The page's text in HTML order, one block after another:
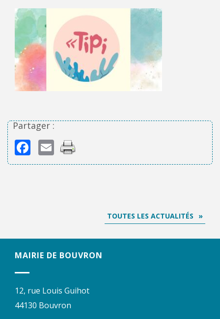
Partager :
Facebook
Email
TOUTES LES ACTUALITÉS
MAIRIE DE BOUVRON
12, rue Louis Guihot
44130 Bouvron